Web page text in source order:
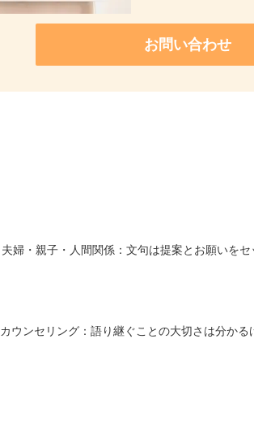
お問い合わせ
夫婦・親子・人間関係：文句は提案とお願いをセ
カウンセリング：語り継ぐことの大切さは分かる